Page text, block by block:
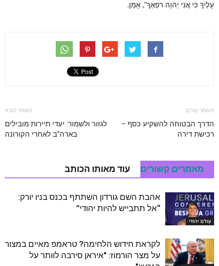
עָלֶיךָ כִּי אֲנִי יְהֹוָה רֹפְאֶךָ", אָמֵן.
מאמר קודם
הדרך הבטוחה להשקיע כסף –
רכישת דירה
מאמר הבא
לגזור ולשמור: יעדי תיירות מובילים
בארה"ב לאחרי הקורונה
מאמרים קשורים עוד מאותו הכותב
עולם יהודי
אהבת השם גורדון השתתף בכנס בניו יורק:
“אל תתבייש להיות יהודי”
לקראת חידוש הלחימה? טראמפ מאיים במצור
על מצר הורמוז: "איראן סירבה לוותר על